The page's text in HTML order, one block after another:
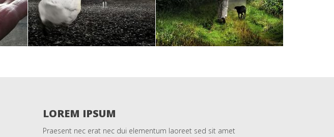
LOREM IPSUM
Praesent nec erat nec dui elementum laoreet sed sit amet